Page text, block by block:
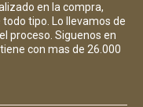
en la compra,
tipo. Lo llevamos de
proceso. Siguenos en
con mas de 26.000